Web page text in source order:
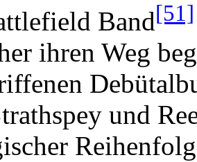
Band[51]
ihren Weg
und